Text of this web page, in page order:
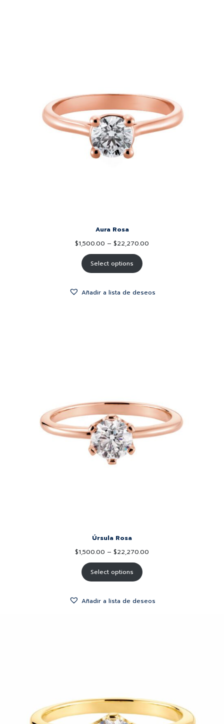
Aura Rosa
$1,500.00 – $22,270.00
Select options
Añadir a lista de deseos
Úrsula Rosa
$1,500.00 – $22,270.00
Select options
Añadir a lista de deseos